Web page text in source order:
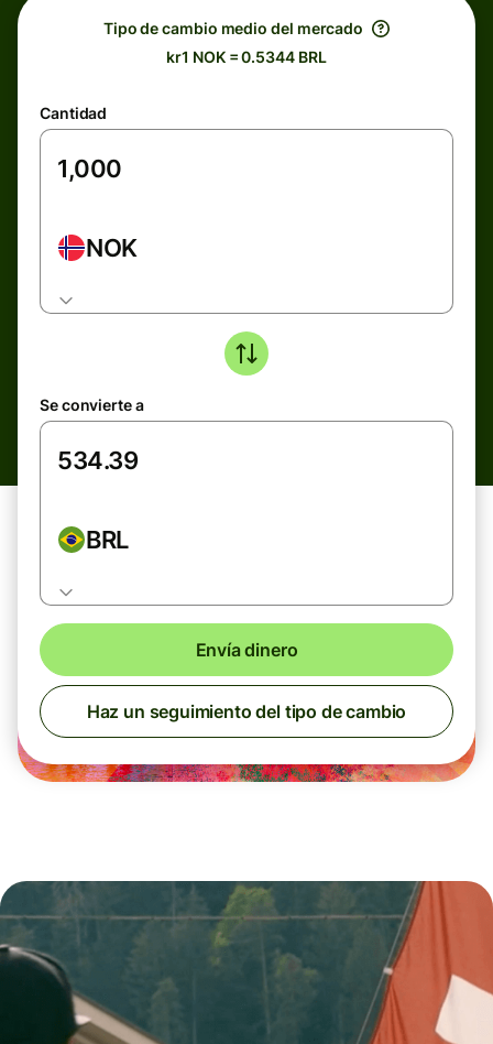
Tipo de cambio medio del mercado
kr1 NOK = 0.5344 BRL
Cantidad
NOK
Se convierte a
BRL
Envía dinero
Haz un seguimiento del tipo de cambio